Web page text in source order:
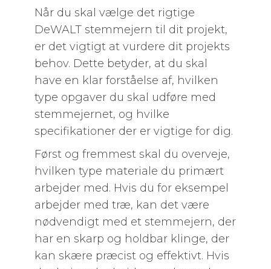
Når du skal vælge det rigtige
DeWALT stemmejern til dit projekt,
er det vigtigt at vurdere dit projekts
behov. Dette betyder, at du skal
have en klar forståelse af, hvilken
type opgaver du skal udføre med
stemmejernet, og hvilke
specifikationer der er vigtige for dig.
Først og fremmest skal du overveje,
hvilken type materiale du primært
arbejder med. Hvis du for eksempel
arbejder med træ, kan det være
nødvendigt med et stemmejern, der
har en skarp og holdbar klinge, der
kan skære præcist og effektivt. Hvis